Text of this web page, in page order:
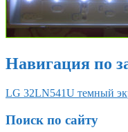
Навигация по
LG 32LN541U темный
Поиск по сайту